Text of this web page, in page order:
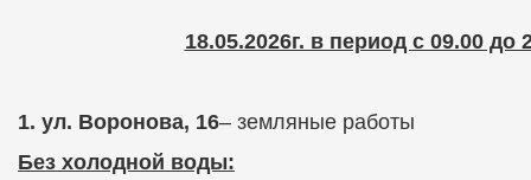
18.05.2026г. в период с 09.00 до
1. ул. Воронова, 16– земляные работы
Без холодной воды: